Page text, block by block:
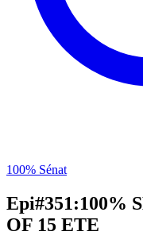
100% Sénat
Epi#351:100%
OF 15 ETE